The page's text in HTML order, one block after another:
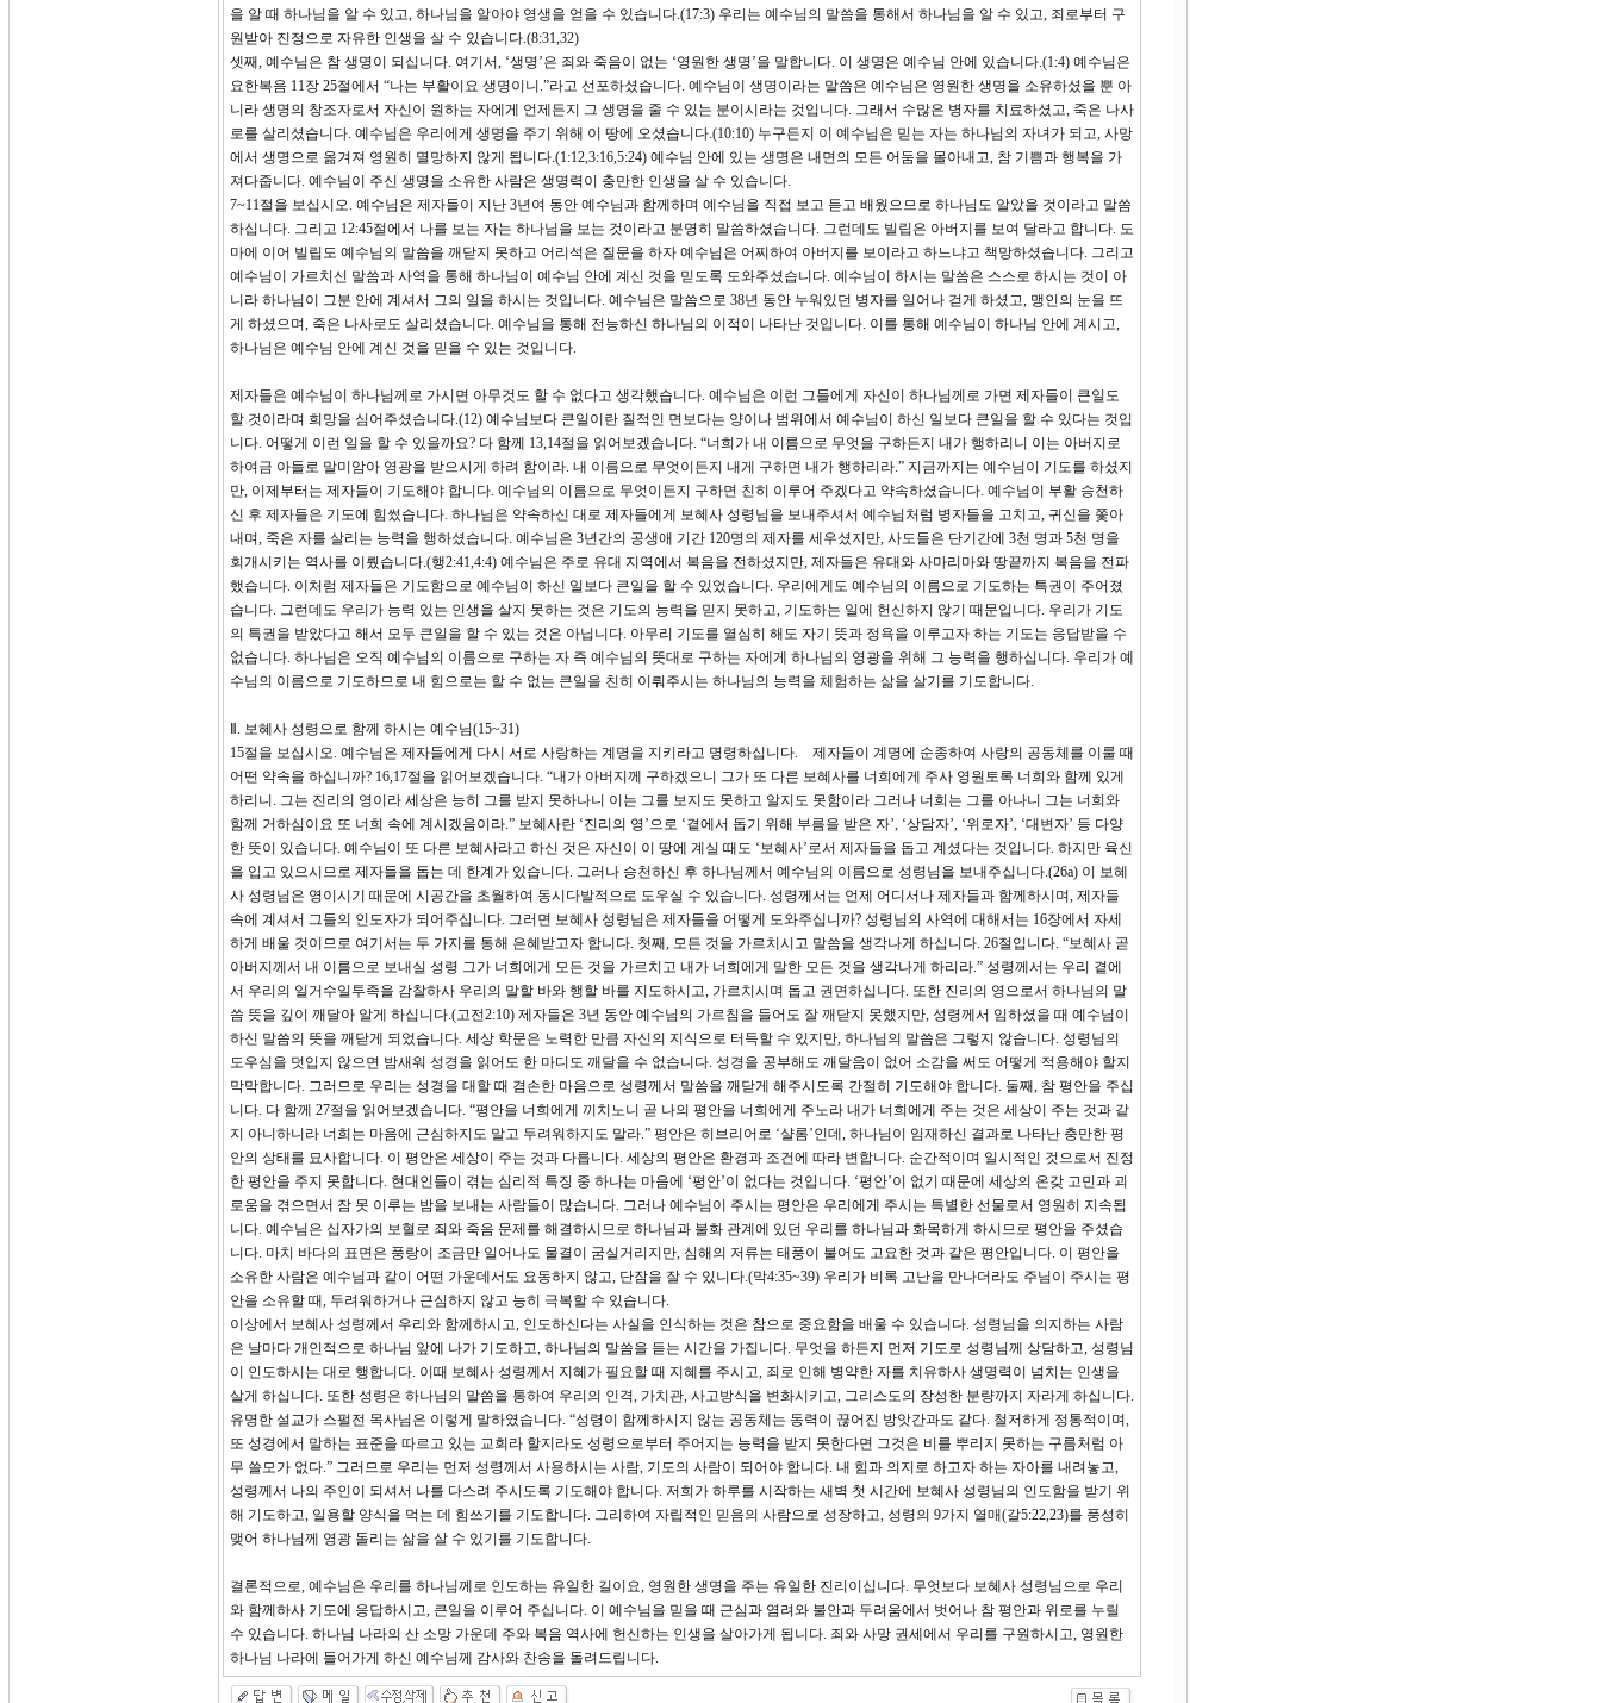
을 알 때 하나님을 알 수 있고, 하나님을 알아야 영생을 얻을 수 있습니다.(17:3) 우리는 예수님의 말씀을 통해서 하나님을 알 수 있고, 죄로부터 구
원받아 진정으로 자유한 인생을 살 수 있습니다.(8:31,32)
셋째, 예수님은 참 생명이 되십니다. 여기서, ‘생명’은 죄와 죽음이 없는 ‘영원한 생명’을 말합니다. 이 생명은 예수님 안에 있습니다.(1:4) 예수님은
요한복음 11장 25절에서 “나는 부활이요 생명이니.”라고 선포하셨습니다. 예수님이 생명이라는 말씀은 예수님은 영원한 생명을 소유하셨을 뿐 아
니라 생명의 창조자로서 자신이 원하는 자에게 언제든지 그 생명을 줄 수 있는 분이시라는 것입니다. 그래서 수많은 병자를 치료하셨고, 죽은 나사
로를 살리셨습니다. 예수님은 우리에게 생명을 주기 위해 이 땅에 오셨습니다.(10:10) 누구든지 이 예수님은 믿는 자는 하나님의 자녀가 되고, 사망
에서 생명으로 옮겨져 영원히 멸망하지 않게 됩니다.(1:12,3:16,5:24) 예수님 안에 있는 생명은 내면의 모든 어둠을 몰아내고, 참 기쁨과 행복을 가
져다줍니다. 예수님이 주신 생명을 소유한 사람은 생명력이 충만한 인생을 살 수 있습니다.
7~11절을 보십시오. 예수님은 제자들이 지난 3년여 동안 예수님과 함께하며 예수님을 직접 보고 듣고 배웠으므로 하나님도 알았을 것이라고 말씀
하십니다. 그리고 12:45절에서 나를 보는 자는 하나님을 보는 것이라고 분명히 말씀하셨습니다. 그런데도 빌립은 아버지를 보여 달라고 합니다. 도
마에 이어 빌립도 예수님의 말씀을 깨닫지 못하고 어리석은 질문을 하자 예수님은 어찌하여 아버지를 보이라고 하느냐고 책망하셨습니다. 그리고
예수님이 가르치신 말씀과 사역을 통해 하나님이 예수님 안에 계신 것을 믿도록 도와주셨습니다. 예수님이 하시는 말씀은 스스로 하시는 것이 아
니라 하나님이 그분 안에 계셔서 그의 일을 하시는 것입니다. 예수님은 말씀으로 38년 동안 누워있던 병자를 일어나 걷게 하셨고, 맹인의 눈을 뜨
게 하셨으며, 죽은 나사로도 살리셨습니다. 예수님을 통해 전능하신 하나님의 이적이 나타난 것입니다. 이를 통해 예수님이 하나님 안에 계시고,
하나님은 예수님 안에 계신 것을 믿을 수 있는 것입니다.
제자들은 예수님이 하나님께로 가시면 아무것도 할 수 없다고 생각했습니다. 예수님은 이런 그들에게 자신이 하나님께로 가면 제자들이 큰일도
할 것이라며 희망을 심어주셨습니다.(12) 예수님보다 큰일이란 질적인 면보다는 양이나 범위에서 예수님이 하신 일보다 큰일을 할 수 있다는 것입
니다. 어떻게 이런 일을 할 수 있을까요? 다 함께 13,14절을 읽어보겠습니다. “너희가 내 이름으로 무엇을 구하든지 내가 행하리니 이는 아버지로
하여금 아들로 말미암아 영광을 받으시게 하려 함이라. 내 이름으로 무엇이든지 내게 구하면 내가 행하리라.” 지금까지는 예수님이 기도를 하셨지
만, 이제부터는 제자들이 기도해야 합니다. 예수님의 이름으로 무엇이든지 구하면 친히 이루어 주겠다고 약속하셨습니다. 예수님이 부활 승천하
신 후 제자들은 기도에 힘썼습니다. 하나님은 약속하신 대로 제자들에게 보혜사 성령님을 보내주셔서 예수님처럼 병자들을 고치고, 귀신을 쫓아
내며, 죽은 자를 살리는 능력을 행하셨습니다. 예수님은 3년간의 공생애 기간 120명의 제자를 세우셨지만, 사도들은 단기간에 3천 명과 5천 명을
회개시키는 역사를 이뤘습니다.(행2:41,4:4) 예수님은 주로 유대 지역에서 복음을 전하셨지만, 제자들은 유대와 사마리마와 땅끝까지 복음을 전파
했습니다. 이처럼 제자들은 기도함으로 예수님이 하신 일보다 큰일을 할 수 있었습니다. 우리에게도 예수님의 이름으로 기도하는 특권이 주어졌
습니다. 그런데도 우리가 능력 있는 인생을 살지 못하는 것은 기도의 능력을 믿지 못하고, 기도하는 일에 헌신하지 않기 때문입니다. 우리가 기도
의 특권을 받았다고 해서 모두 큰일을 할 수 있는 것은 아닙니다. 아무리 기도를 열심히 해도 자기 뜻과 정욕을 이루고자 하는 기도는 응답받을 수
없습니다. 하나님은 오직 예수님의 이름으로 구하는 자 즉 예수님의 뜻대로 구하는 자에게 하나님의 영광을 위해 그 능력을 행하십니다. 우리가 예
수님의 이름으로 기도하므로 내 힘으로는 할 수 없는 큰일을 친히 이뤄주시는 하나님의 능력을 체험하는 삶을 살기를 기도합니다.
Ⅱ. 보혜사 성령으로 함께 하시는 예수님(15~31)
15절을 보십시오. 예수님은 제자들에게 다시 서로 사랑하는 계명을 지키라고 명령하십니다. 제자들이 계명에 순종하여 사랑의 공동체를 이룰 때
어떤 약속을 하십니까? 16,17절을 읽어보겠습니다. “내가 아버지께 구하겠으니 그가 또 다른 보혜사를 너희에게 주사 영원토록 너희와 함께 있게
하리니. 그는 진리의 영이라 세상은 능히 그를 받지 못하나니 이는 그를 보지도 못하고 알지도 못함이라 그러나 너희는 그를 아나니 그는 너희와
함께 거하심이요 또 너희 속에 계시겠음이라.” 보혜사란 ‘진리의 영’으로 ‘곁에서 돕기 위해 부름을 받은 자’, ‘상담자’, ‘위로자’, ‘대변자’ 등 다양
한 뜻이 있습니다. 예수님이 또 다른 보혜사라고 하신 것은 자신이 이 땅에 계실 때도 ‘보혜사’로서 제자들을 돕고 계셨다는 것입니다. 하지만 육신
을 입고 있으시므로 제자들을 돕는 데 한계가 있습니다. 그러나 승천하신 후 하나님께서 예수님의 이름으로 성령님을 보내주십니다.(26a) 이 보혜
사 성령님은 영이시기 때문에 시공간을 초월하여 동시다발적으로 도우실 수 있습니다. 성령께서는 언제 어디서나 제자들과 함께하시며, 제자들
속에 계셔서 그들의 인도자가 되어주십니다. 그러면 보혜사 성령님은 제자들을 어떻게 도와주십니까? 성령님의 사역에 대해서는 16장에서 자세
하게 배울 것이므로 여기서는 두 가지를 통해 은혜받고자 합니다. 첫째, 모든 것을 가르치시고 말씀을 생각나게 하십니다. 26절입니다. “보혜사 곧
아버지께서 내 이름으로 보내실 성령 그가 너희에게 모든 것을 가르치고 내가 너희에게 말한 모든 것을 생각나게 하리라.” 성령께서는 우리 곁에
서 우리의 일거수일투족을 감찰하사 우리의 말할 바와 행할 바를 지도하시고, 가르치시며 돕고 권면하십니다. 또한 진리의 영으로서 하나님의 말
씀 뜻을 깊이 깨달아 알게 하십니다.(고전2:10) 제자들은 3년 동안 예수님의 가르침을 들어도 잘 깨닫지 못했지만, 성령께서 임하셨을 때 예수님이
하신 말씀의 뜻을 깨닫게 되었습니다. 세상 학문은 노력한 만큼 자신의 지식으로 터득할 수 있지만, 하나님의 말씀은 그렇지 않습니다. 성령님의
도우심을 덧입지 않으면 밤새워 성경을 읽어도 한 마디도 깨달을 수 없습니다. 성경을 공부해도 깨달음이 없어 소감을 써도 어떻게 적용해야 할지
막막합니다. 그러므로 우리는 성경을 대할 때 겸손한 마음으로 성령께서 말씀을 깨닫게 해주시도록 간절히 기도해야 합니다. 둘째, 참 평안을 주십
니다. 다 함께 27절을 읽어보겠습니다. “평안을 너희에게 끼치노니 곧 나의 평안을 너희에게 주노라 내가 너희에게 주는 것은 세상이 주는 것과 같
지 아니하니라 너희는 마음에 근심하지도 말고 두려워하지도 말라.” 평안은 히브리어로 ‘샬롬’인데, 하나님이 임재하신 결과로 나타난 충만한 평
안의 상태를 묘사합니다. 이 평안은 세상이 주는 것과 다릅니다. 세상의 평안은 환경과 조건에 따라 변합니다. 순간적이며 일시적인 것으로서 진정
한 평안을 주지 못합니다. 현대인들이 겪는 심리적 특징 중 하나는 마음에 ‘평안’이 없다는 것입니다. ‘평안’이 없기 때문에 세상의 온갖 고민과 괴
로움을 겪으면서 잠 못 이루는 밤을 보내는 사람들이 많습니다. 그러나 예수님이 주시는 평안은 우리에게 주시는 특별한 선물로서 영원히 지속됩
니다. 예수님은 십자가의 보혈로 죄와 죽음 문제를 해결하시므로 하나님과 불화 관계에 있던 우리를 하나님과 화목하게 하시므로 평안을 주셨습
니다. 마치 바다의 표면은 풍랑이 조금만 일어나도 물결이 굼실거리지만, 심해의 저류는 태풍이 불어도 고요한 것과 같은 평안입니다. 이 평안을
소유한 사람은 예수님과 같이 어떤 가운데서도 요동하지 않고, 단잠을 잘 수 있니다.(막4:35~39) 우리가 비록 고난을 만나더라도 주님이 주시는 평
안을 소유할 때, 두려워하거나 근심하지 않고 능히 극복할 수 있습니다.
이상에서 보혜사 성령께서 우리와 함께하시고, 인도하신다는 사실을 인식하는 것은 참으로 중요함을 배울 수 있습니다. 성령님을 의지하는 사람
은 날마다 개인적으로 하나님 앞에 나가 기도하고, 하나님의 말씀을 듣는 시간을 가집니다. 무엇을 하든지 먼저 기도로 성령님께 상담하고, 성령님
이 인도하시는 대로 행합니다. 이때 보혜사 성령께서 지혜가 필요할 때 지혜를 주시고, 죄로 인해 병약한 자를 치유하사 생명력이 넘치는 인생을
살게 하십니다. 또한 성령은 하나님의 말씀을 통하여 우리의 인격, 가치관, 사고방식을 변화시키고, 그리스도의 장성한 분량까지 자라게 하십니다.
유명한 설교가 스펄전 목사님은 이렇게 말하였습니다. “성령이 함께하시지 않는 공동체는 동력이 끊어진 방앗간과도 같다. 철저하게 정통적이며,
또 성경에서 말하는 표준을 따르고 있는 교회라 할지라도 성령으로부터 주어지는 능력을 받지 못한다면 그것은 비를 뿌리지 못하는 구름처럼 아
무 쓸모가 없다.” 그러므로 우리는 먼저 성령께서 사용하시는 사람, 기도의 사람이 되어야 합니다. 내 힘과 의지로 하고자 하는 자아를 내려놓고,
성령께서 나의 주인이 되셔서 나를 다스려 주시도록 기도해야 합니다. 저희가 하루를 시작하는 새벽 첫 시간에 보혜사 성령님의 인도함을 받기 위
해 기도하고, 일용할 양식을 먹는 데 힘쓰기를 기도합니다. 그리하여 자립적인 믿음의 사람으로 성장하고, 성령의 9가지 열매(갈5:22,23)를 풍성히
맺어 하나님께 영광 돌리는 삶을 살 수 있기를 기도합니다.
결론적으로, 예수님은 우리를 하나님께로 인도하는 유일한 길이요, 영원한 생명을 주는 유일한 진리이십니다. 무엇보다 보혜사 성령님으로 우리
와 함께하사 기도에 응답하시고, 큰일을 이루어 주십니다. 이 예수님을 믿을 때 근심과 염려와 불안과 두려움에서 벗어나 참 평안과 위로를 누릴
수 있습니다. 하나님 나라의 산 소망 가운데 주와 복음 역사에 헌신하는 인생을 살아가게 됩니다. 죄와 사망 권세에서 우리를 구원하시고, 영원한
하나님 나라에 들어가게 하신 예수님께 감사와 찬송을 돌려드립니다.